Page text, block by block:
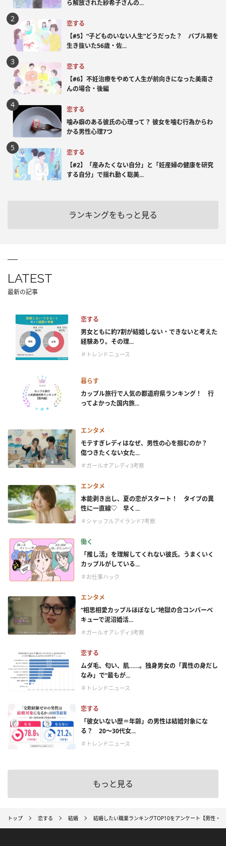
ら解放された紗希子さんの...
恋する
【#5】“子どものいない人生”どうだった？ バブル期を
生き抜いた56歳・佐...
恋する
【#6】不妊治療をやめて人生が前向きになった美南さ
んの場合・後編
恋する
噛み癖のある彼氏の心理って？ 彼女を噛む行為からわ
かる男性心理7つ
恋する
【#2】「産みたくない自分」と「妊産婦の健康を研究
する自分」で揺れ動く聡美...
ランキングをもっと見る
LATEST
最新の記事
恋する
男女ともに約7割が結婚しない・できないと考えた
経験あり。その理...
＃トレンドニュース
暮らす
カップル旅行で人気の都道府県ランキング！ 行
ってよかった国内旅...
エンタメ
モテすぎレディはなぜ、男性の心を掴むのか？
傷つきたくない女た...
＃ガールオアレディ3考察
エンタメ
本能剥き出し、夏の恋がスタート！ タイプの異
性に一直線♡ 早く...
＃シャッフルアイランド7考察
働く
「推し活」を理解してくれない彼氏。うまくいく
カップルがしている...
＃お仕事ハック
エンタメ
“相思相愛カップルほぼなし”地獄の合コンバーベ
キューで泥沼婚活...
＃ガールオアレディ3考察
恋する
ムダ毛、匂い、肌……。独身男女の「異性の身だし
なみ」で“最もが...
＃トレンドニュース
恋する
「彼女いない歴＝年齢」の男性は結婚対象にな
る？ 20〜30代女...
＃トレンドニュース
もっと見る
トップ 恋する 結婚 結婚したい職業ランキングTOP10をアンケート【男性・